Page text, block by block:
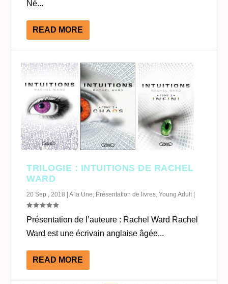
Né...
READ MORE
TRILOGIE : INTUITIONS DE RACHEL
WARD
20 Sep , 2018 |A la Une, Présentation de livres,Young Adult|
Présentation de l’auteure : Rachel Ward Rachel
Ward est une écrivain anglaise âgée...
READ MORE